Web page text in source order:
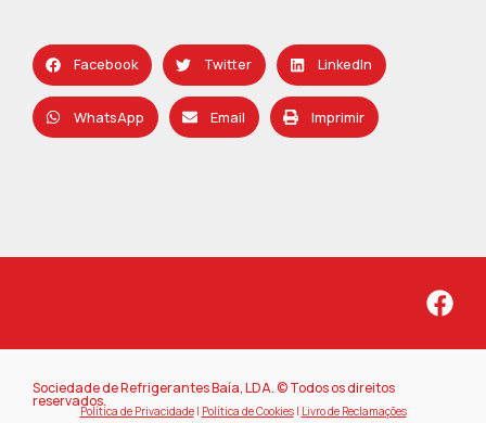
Facebook Twitter LinkedIn
WhatsApp Email Imprimir
Sociedade de Refrigerantes Baía, LDA. © Todos os direitos
reservados.
Política de Privacidade| Política de Cookies| Livro de Reclamações